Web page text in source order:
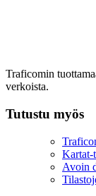
Traficomin
verkoista.
Tutustu myös
Kartat-
Avoin